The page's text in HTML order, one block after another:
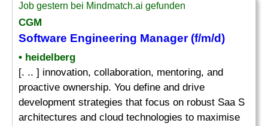
Job gestern bei Mindmatch.ai gefunden
CGM
Software Engineering Manager(f/m/d)
• heidelberg
[. .. ] innovation, collaboration, mentoring, and
proactive ownership. You define and drive
development strategies that focus on robust Saa S
architectures and cloud technologies to maximise